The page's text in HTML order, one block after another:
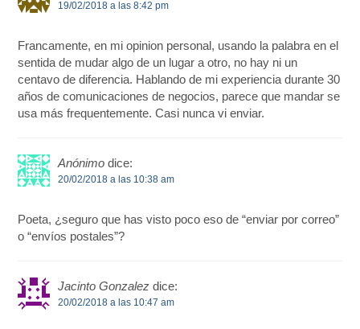
19/02/2018 a las 8:42 pm
Francamente, en mi opinion personal, usando la palabra en el
sentida de mudar algo de un lugar a otro, no hay ni un
centavo de diferencia. Hablando de mi experiencia durante 30
años de comunicaciones de negocios, parece que mandar se
usa más frequentemente. Casi nunca vi enviar.
Anónimo dice:
20/02/2018 a las 10:38 am
Poeta, ¿seguro que has visto poco eso de “enviar por correo”
o “envíos postales”?
Jacinto Gonzalez dice:
20/02/2018 a las 10:47 am